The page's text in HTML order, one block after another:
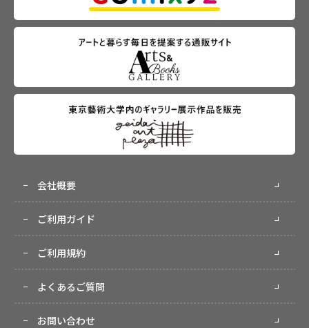
会社概要
ご利用ガイド
ご利用規約
よくあるご質問
お問い合わせ